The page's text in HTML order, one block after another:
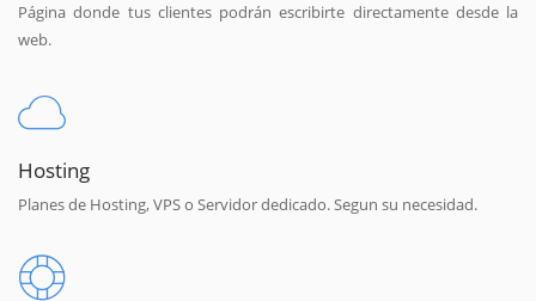
Página donde tus clientes podrán escribirte directamente desde la
web.
Hosting
Planes de Hosting, VPS o Servidor dedicado. Segun su necesidad.